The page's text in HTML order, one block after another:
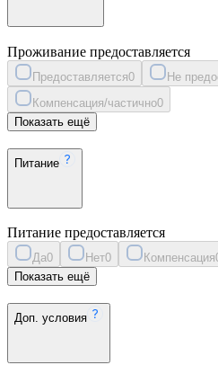
Проживание предоставляется
Предоставляется0 Не
Компенсация/частично0
Показать ещё
Питание
Питание предоставляется
Да0 Нет0 Компенсация
Показать ещё
Доп. условия